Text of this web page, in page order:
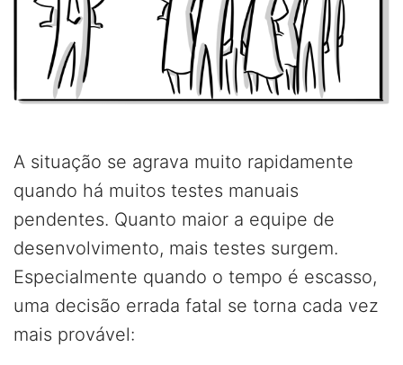
A situação se agrava muito rapidamente
quando há muitos testes manuais
pendentes. Quanto maior a equipe de
desenvolvimento, mais testes surgem.
Especialmente quando o tempo é escasso,
uma decisão errada fatal se torna cada vez
mais provável: